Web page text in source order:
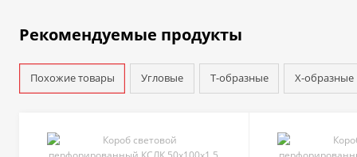
Рекомендуемые продукты
Похожие товары Угловые Т-образные Х-образные